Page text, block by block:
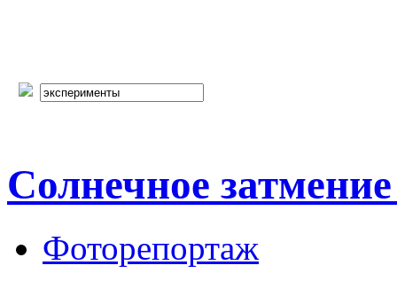
Солнечное
Фоторепортаж